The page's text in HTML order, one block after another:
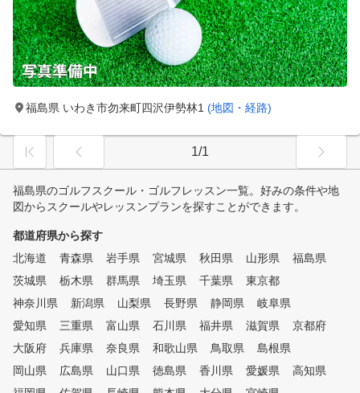
福島県 いわき市勿来町四沢伊勢林1 (地図・経路)
1/1
福島県のゴルフスクール・ゴルフレッスン一覧。好みの条件や地
図からスクールやレッスンプランを探すことができます。
都道府県から探す
北海道
青森県 岩手県 宮城県 秋田県 山形県
福島県
茨城県
栃木県 群馬県 埼玉県 千葉県
東京都
神奈川県
新潟県 山梨県 長野県 静岡県
岐阜県
愛知県
三重県 富山県 石川県 福井県 滋賀県
京都府
大阪府
兵庫県 奈良県 和歌山県 鳥取県
島根県
岡山県
広島県 山口県 徳島県 香川県 愛媛県
高知県